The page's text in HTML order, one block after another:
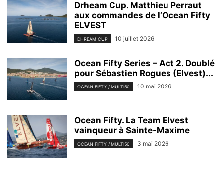
Drheam Cup. Matthieu Perraut
aux commandes de l’Ocean Fifty
ELVEST
DHREAM CUP 10 juillet 2026
Ocean Fifty Series – Act 2. Doublé
pour Sébastien Rogues (Elvest)...
OCEAN FIFTY / MULTI50 10 mai 2026
Ocean Fifty. La Team Elvest
vainqueur à Sainte-Maxime
OCEAN FIFTY / MULTI50 3 mai 2026